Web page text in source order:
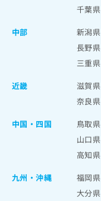
千葉県
中部
新潟県
長野県
三重県
近畿
滋賀県
奈良県
中国・四国
鳥取県
山口県
高知県
九州・沖縄
福岡県
大分県